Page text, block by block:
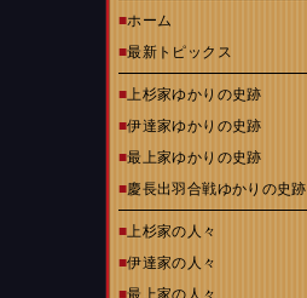
■ホーム
■最新トピックス
■上杉家ゆかりの史跡
■伊達家ゆかりの史跡
■最上家ゆかりの史跡
■慶長出羽合戦ゆかりの史跡
■上杉家の人々
■伊達家の人々
■最上家の人々